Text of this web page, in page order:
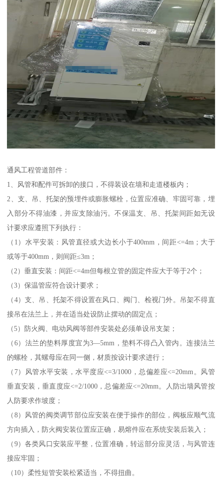
通风工程管道部件：
1、风管和配件可拆卸的接口，不得装设在墙和走道楼板内；
2、支、吊、托架的预埋件或膨胀螺栓，位置应准确、牢固可靠，埋
入部分不得油漆，并应支除油污。不保温支、吊、托架间距如无设
计要求应遵照下列执行：
（1）水平安装：风管直径或大边长小于400mm，间距<=4m；大于
或等于400mm，则间距≤3m；
（2）垂直安装：间距<=4m但每根立管的固定件应大于等于2个；
（3）保温管应符合设计要求；
（4）支、吊、托架不得设置在风口、阀门、检视门外。吊架不得直
接吊在法兰上，并在适当处设防止摆动的固定点；
（5）防火阀、电动风阀等部件安装处必须单设吊支架；
（6）法兰的垫料厚度宜为3—5mm，垫料不得凸入管内。连接法兰
的螺栓，其螺母应在同一侧，材质按设计要求进行；
（7）风管水平安装，水平度应<=3/1000，总偏差应<=20mm。风管
垂直安装，垂直度应<=2/1000，总偏差应<=20mm。人防出墙风管按
人防要求作坡度；
（8）风管的阀类调节部位应安装在便于操作的部位，阀板应顺气流
方向插入，防火阀安装位置应正确，易熔件应在系统安装后装入；
（9）各类风口安装应平整，位置准确，转运部分应灵活，与风管连
接应牢固；
（10）柔性短管安装松紧适当，不得扭曲。